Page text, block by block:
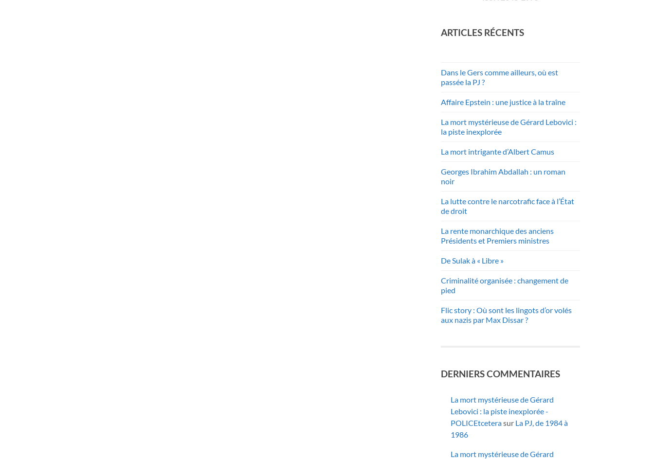
ARTICLES RÉCENTS
Dans le Gers comme ailleurs, où est
passée la PJ ?
Affaire Epstein : une justice à la traîne
La mort mystérieuse de Gérard Lebovici :
la piste inexplorée
La mort intrigante d’Albert Camus
Georges Ibrahim Abdallah : un roman
noir
La lutte contre le narcotrafic face à l’État
de droit
La rente monarchique des anciens
Présidents et Premiers ministres
De Sulak à « Libre »
Criminalité organisée : changement de
pied
Flic story : Où sont les lingots d’or volés
aux nazis par Max Dissar ?
DERNIERS COMMENTAIRES
La mort mystérieuse de Gérard
Lebovici : la piste inexplorée -
POLICEtceterasur La PJ, de 1984 à
1986
La mort mystérieuse de Gérard